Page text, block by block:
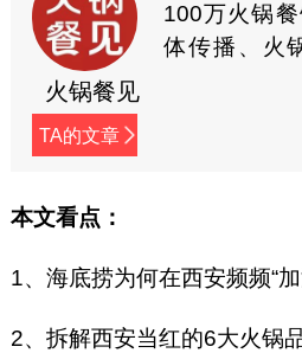
火锅餐见
TA的文章
100万火锅
体传播、火
本文看点：
1、海底捞为何在西安频频“加
2、拆解西安当红的6大火锅